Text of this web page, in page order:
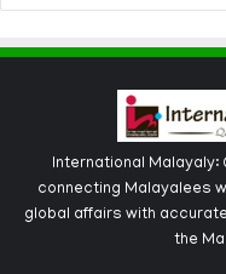
International
connecting Malayalees
global affairs with
the